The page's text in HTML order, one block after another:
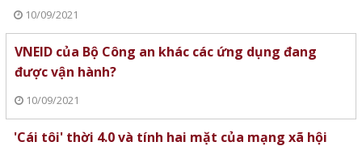
10/09/2021
VNEID của Bộ Công an khác các ứng dụng đang
được vận hành?
10/09/2021
'Cái tôi' thời 4.0 và tính hai mặt của mạng xã hội